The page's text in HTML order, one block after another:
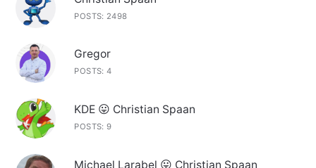
POSTS: 2498
Gregor
POSTS: 4
KDE 😛 Christian Spaan
POSTS: 9
Michael Larabel 😛 Christian Spaan